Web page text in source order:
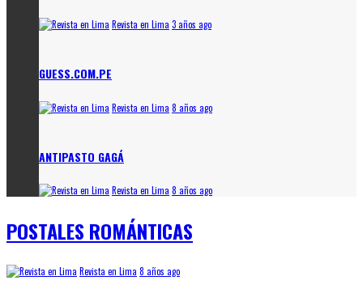
Revista en Lima 3 años ago
GUESS.COM.PE
Revista en Lima 8 años ago
ANTIPASTO GAGÁ
Revista en Lima 8 años ago
POSTALES ROMÁNTICAS
Revista en Lima 8 años ago